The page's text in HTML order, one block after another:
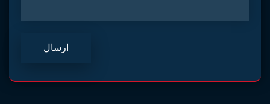
ارسال